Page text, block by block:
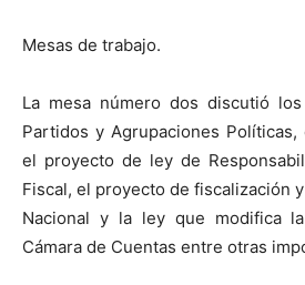
Mesas de trabajo.
La mesa número dos discutió
Partidos y Agrupaciones Políticas,
el proyecto de ley de
Fiscal, el proyecto de fiscalización
Nacional y la ley que modifica
Cámara de Cuentas entre otras